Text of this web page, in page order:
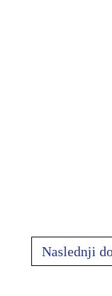
Naslednji